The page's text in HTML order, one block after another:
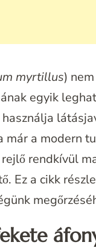
myrtillus)
egyik
a modern
rendkívül
Ez a cikk